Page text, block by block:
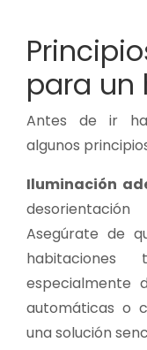
para un
Antes de ir
algunos
Iluminación
Asegúrate de
habitaciones
especialmente
automáticas o
una solución